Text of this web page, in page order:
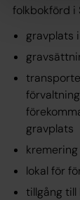
folkbokförd i
gravplats
gravplats
kremering
lokal för
tillgång till